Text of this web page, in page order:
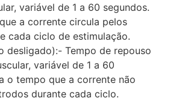
variável de 1 a 60 segundos.
a corrente circula pelos
cada ciclo de estimulação.
desligado):- Tempo de repouso
variável de 1 a 60
o tempo que a corrente não
durante cada ciclo.